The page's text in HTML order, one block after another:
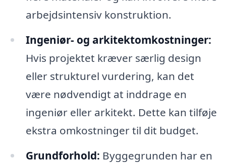
arbejdsintensiv konstruktion.
Ingeniør- og arkitektomkostninger:
Hvis projektet kræver særlig design
eller strukturel vurdering, kan det
være nødvendigt at inddrage en
ingeniør eller arkitekt. Dette kan tilføje
ekstra omkostninger til dit budget.
Grundforhold: Byggegrunden har en